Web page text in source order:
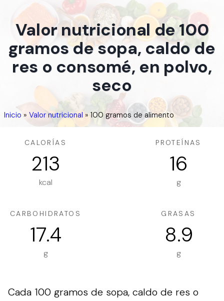
Valor nutricional de 100
gramos de sopa, caldo de
res o consomé, en polvo,
seco
Inicio » Valor nutricional »100 gramos de alimento
CALORÍAS
213
kcal
PROTEÍNAS
16
g
CARBOHIDRATOS
17.4
g
GRASAS
8.9
g
Cada 100 gramos de sopa, caldo de res o